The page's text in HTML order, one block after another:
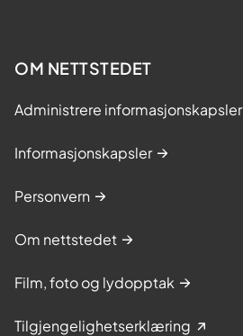
OM NETTSTEDET
Administrere informasjonskapsler
Informasjonskapsler
Personvern
Om nettstedet
Film, foto og lydopptak
Tilgjengelighetserklæring